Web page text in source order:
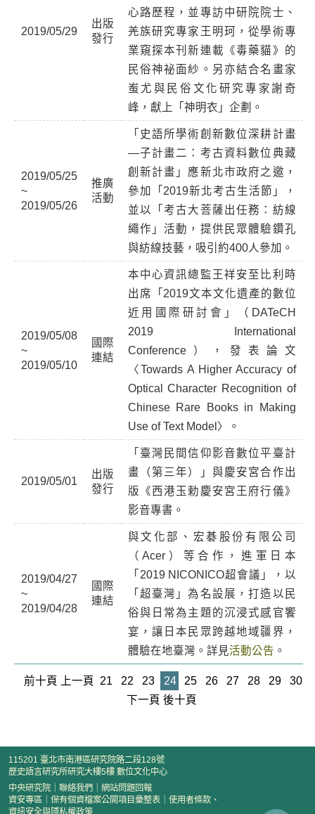
2019/05/29
出版
發行
心路歷程，並專訪中研院院士、
羌族研究專家王明珂，從學術專
業窺探本刊新連載《毒藥貓》的
民俗神祕面紗。另亦結合名畫家
蚩尤與民俗文化研究專家謝奇
峰，獻上「神明衣」企劃。
2019/05/25
~
2019/05/26
推廣
活動
「史語所學術創新數位深耕計畫
—子計畫二：考古資料數位典藏
創新計畫」應新北市政府之邀，
參加「2019新北考古生活節」，
並以「考古大菩薩出任務：紡線
繩作」活動，提供民眾體驗鑽孔
與紡線技藝，吸引約400人參加。
2019/05/08
~
2019/05/10
國際
連結
本中心資訊總監王祥安至比利時
出席「2019文本文化遺產的數位
近用國際研討會」（DATeCH
2019 International
Conference），發表論文
〈Towards A Higher Accuracy of
Optical Character Recognition of
Chinese Rare Books in Making
Use of Text Model〉。
2019/05/01
出版
發行
「臺灣民間信仰影音數位平臺計
畫（第三年）」與慶安宮合作出
版《西港玉勅慶安宮王府行儀》
影音專書。
2019/04/27
~
2019/04/28
國際
連結
與文化部、宏碁股份有限公司
（Acer）等合作，進軍日本
「2019 NICONICO超會議」，以
「超臺灣」為名設展，打造以民
俗與日常為主題的沉浸式感官饗
宴，讓日本民眾跨越地域疆界，
體驗在地臺灣。詳見活動公告 。
前十頁 上一頁 21 22 23 24 25 26 27 28 29
30
下一頁 後十頁
115201 臺北市南港區研究院路二段128號
歷史語言研究所研究大樓5樓 數位文化中心
中央研究院
聯絡我們
網站問題回報
資安專區
保有個資檔案公開項目彙整表
使用者條款、
資訊安全與隱私權政策